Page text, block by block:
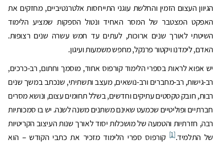
הגיוון העצום הזמין והחלשת עוגני התייחסות אלטרנטיביים, מחזקים את
האפקט המצטבר של המסר האחיד ונטול הספקות שמציע הלימוד
השיטתי לאורך שנים ארוכות, לעתים עד חמש עשרה שנים רצופות.
האדם, לימדנו ויקטור פרנקל, מחפש משמעות ועיגון.
יש אפוא לראות בספרי הלימוד קורפוס אחוד, מוסמך וחתום, רב-כרכים,
רב-גישות, רב-מחברים ורב-נושאים, מעצב ותשתיתי, שנכתב במשך שנים
רבות, חובק טקסטים עתיקים וחדשים, בשלל תחומים עצום, ונושא מסרים
חברתיים ופוליטיים שכמעט שאינם משתנים משנה לשנה. יש בו סמכותיות
רבה, חזרתיות והטמעה של מושכלות יסוד לאורך שנות העיצוב הקריטיות
של התלמיד.[1] קורפוס ספרי הלימוד מזכיר את כתבי הקודש – הוא